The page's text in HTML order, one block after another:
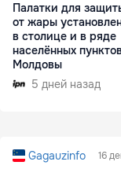
Палатки для
от жары
в столице и в ряде
населённых
Молдовы
5 дней назад
Gagauzinfo 16